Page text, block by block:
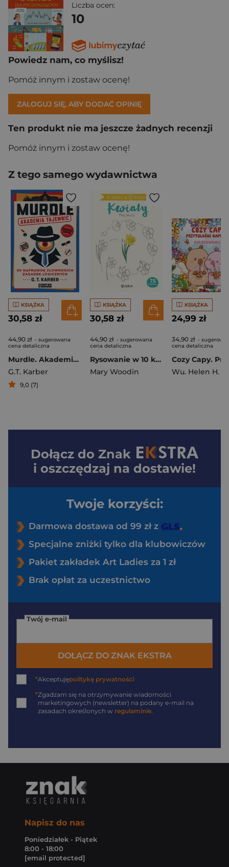
Liczba ocen:
10
Powiedz nam, co myślisz!
Pomóż innym i zostaw ocenę!
ZALOGUJ SIĘ, ABY DODAĆ OPINIĘ
Ten produkt nie ma jeszcze żadnych recenzji
Pomóż innym i zostaw ocenę!
Z tego samego wydawnictwa
KSIĄŻKA
30,58 zł
44,90 zł - sugerowana
cena detaliczna
Murdle. Akademia tajemnic
G.T. Karber
9,0 (7)
KSIĄŻKA
30,58 zł
44,90 zł - sugerowana
cena detaliczna
Rysowanie w 10 krokach Kwiaty
Mary Woodin
KSIĄŻKA
24,99 zł
34,90 zł -
cena detaliczna
Wu. Helen H.
Dołącz do Znak
i oszczędzaj na dostawie!
Twoje korzyści:
Darmowa dostawa od 99 zł z
Specjalne zniżki tylko dla klubowiczów
Pakiet zakładek Art Ladies za 1 zł
Brak opłat za uczestnictwo
Twój e-mail
DOŁĄCZ DO ZNAK EKSTRA
*Akceptujępolitykę prywatności
*Zgadzam się na otrzymywanie wiadomości
marketingowych (newsletter) na podany e-mail na
zasadach określonych w regulaminie.
Napisz do nas
Poniedziałek - Piątek
8:00 - 18:00
[email protected]